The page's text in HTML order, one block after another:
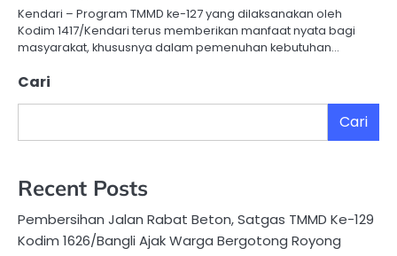
Kendari – Program TMMD ke-127 yang dilaksanakan oleh
Kodim 1417/Kendari terus memberikan manfaat nyata bagi
masyarakat, khususnya dalam pemenuhan kebutuhan…
Cari
Cari
Recent Posts
Pembersihan Jalan Rabat Beton, Satgas TMMD Ke-129
Kodim 1626/Bangli Ajak Warga Bergotong Royong